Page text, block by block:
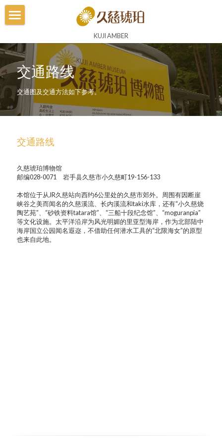
KUJI AMBER
博物馆
琥珀体验
琥珀王国
久慈琥珀总店
直营店
直营餐厅
立陶宛馆
琥珀的故事
交通路线
交通图及交通方法如下参考。
交通路线
久慈琥珀博物馆
邮编028-0071　岩手县久慈市小久慈町19-156-133
本馆位于从JR久慈站向西约6公里处的久慈市郊外。周围有因断崖
峡谷之美而闻名的久慈溪流、长内溪流和taki水库，还有“小久慈烧
陶艺苑”、“砂铁资料tatara馆”、“三船十段纪念馆”、“moguranpia”
等文化设施。太平洋沿岸为风光明媚的里亚型海岸，作为北部陆中
海岸国立公园闻名遐迩，不借助任何潜水工具的“北限海女”的原型
也来自此地。